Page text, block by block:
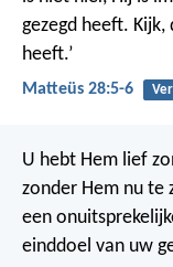
gezegd heeft.
heeft.’
Matteüs 28:5-6
U hebt Hem lief
zonder Hem nu te
een
einddoel van uw